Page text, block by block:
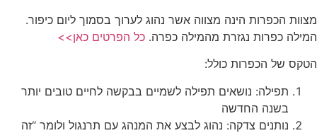
מצוות הכפרות הינה מצווה אשר נהוג לערוך בסמוך ליום כיפור.
המילה כפרות נגזרת מהמילה כפרה. כל הפרטים כאן>>
הטקס של הכפרות כולל:
תפילה: נושאים תפילה לשמיים בבקשה לחיים טובים יותר
בשנה החדשה
נותנים צדקה: נהוג לבצע את המנהג עם תרנגול ולומר “זה